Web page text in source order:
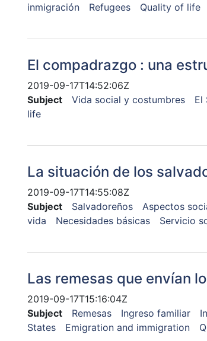
inmigración
Refugees Quality of life
El compadrazgo : una
2019-09-17T14:52:06Z
Subject
Vida social y costumbres El
life
La situación de los
2019-09-17T14:55:08Z
Subject
Salvadoreños Aspectos
vida
Necesidades básicas Servicio
Las remesas que envían
2019-09-17T15:16:04Z
Subject
Remesas Ingreso familiar
States
Emigration and immigration